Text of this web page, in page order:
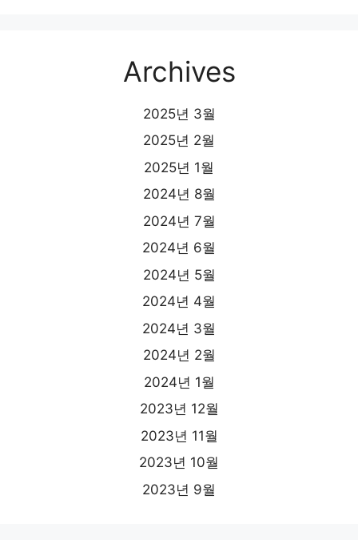
Archives
2025년 3월
2025년 2월
2025년 1월
2024년 8월
2024년 7월
2024년 6월
2024년 5월
2024년 4월
2024년 3월
2024년 2월
2024년 1월
2023년 12월
2023년 11월
2023년 10월
2023년 9월